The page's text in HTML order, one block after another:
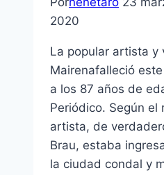
2020
La popular artista y
Mairenafalleció
a los 87 años de
Periódico. Según el
artista, de
Brau, estaba
la ciudad condal y